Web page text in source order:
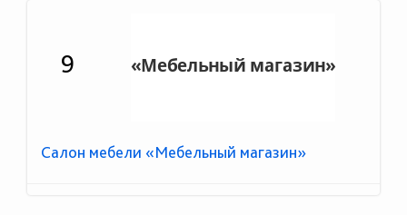
9
Салон мебели «Мебельный магазин»